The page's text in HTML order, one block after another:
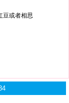
豆或者相思